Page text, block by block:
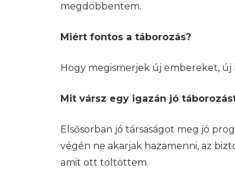
megdöbbentem.
Miért fontos a táborozás?
Hogy megismerjek új embereket, új
Mit vársz egy igazán jó
Elsősorban jó társaságot meg jó
végén ne akarjak hazamenni, az
amit ott töltöttem.